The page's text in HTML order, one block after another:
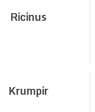
Ricinus
Krumpir